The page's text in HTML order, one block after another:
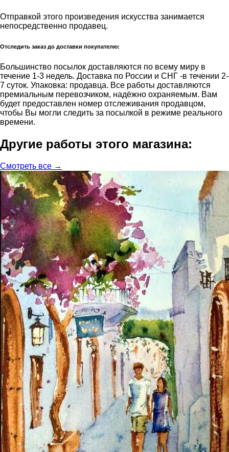
Отправкой этого произведения искусства занимается
непосредственно продавец.
Отследить заказ до доставки покупателю:
Большинство посылок доставляются по всему миру в
течение 1-3 недель. Доставка по России и СНГ -в течении 2-
7 суток. Упаковка: продавца. Все работы доставляются
премиальным перевозчиком, надёжно охраняемым. Вам
будет предоставлен номер отслеживания продавцом,
чтобы Вы могли следить за посылкой в режиме реального
времени.
Другие работы этого магазина:
Смотреть все →